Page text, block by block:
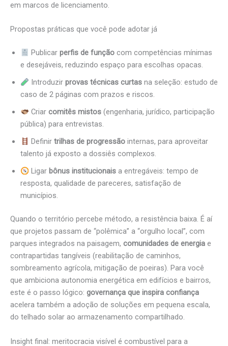
em marcos de licenciamento.
Propostas práticas que você pode adotar já
Publicar perfis de funçãocom competências mínimas
e desejáveis, reduzindo espaço para escolhas opacas.
Introduzir provas técnicas curtasna seleção: estudo de
caso de 2 páginas com prazos e riscos.
Criar comitês mistos(engenharia, jurídico, participação
pública) para entrevistas.
Definir trilhas de progressãointernas, para aproveitar
talento já exposto a dossiês complexos.
Ligar bônus institucionaisa entregáveis: tempo de
resposta, qualidade de pareceres, satisfação de
municípios.
Quando o território percebe método, a resistência baixa. É aí
que projetos passam de “polêmica” a “orgulho local”, com
parques integrados na paisagem, comunidades de energia e
contrapartidas tangíveis (reabilitação de caminhos,
sombreamento agrícola, mitigação de poeiras). Para você
que ambiciona autonomia energética em edifícios e bairros,
este é o passo lógico: governança que inspira confiança
acelera também a adoção de soluções em pequena escala,
do telhado solar ao armazenamento compartilhado.
Insight final: meritocracia visível é combustível para a